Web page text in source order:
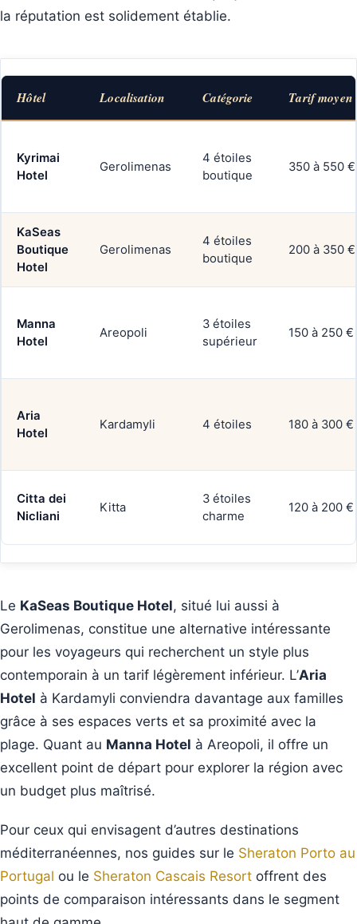
la réputation est solidement établie.
Hôtel Localisation Catégorie Tarif moyen
Kyrimai
Hotel
Gerolimenas
4 étoiles
boutique
350 à 550 €
KaSeas
Boutique
Hotel
Gerolimenas
4 étoiles
boutique
200 à 350 €
Manna
Hotel
Areopoli
3 étoiles
supérieur
150 à 250 €
Aria
Hotel
Kardamyli 4 étoiles 180 à 300 €
Citta dei
Nicliani
Kitta
3 étoiles
charme
120 à 200 €
Le KaSeas Boutique Hotel, situé lui aussi à
Gerolimenas, constitue une alternative intéressante
pour les voyageurs qui recherchent un style plus
contemporain à un tarif légèrement inférieur. L’Aria
Hotel à Kardamyli conviendra davantage aux familles
grâce à ses espaces verts et sa proximité avec la
plage. Quant au Manna Hotel à Areopoli, il offre un
excellent point de départ pour explorer la région avec
un budget plus maîtrisé.
Pour ceux qui envisagent d’autres destinations
méditerranéennes, nos guides sur le Sheraton Porto au
Portugal ou le Sheraton Cascais Resort offrent des
points de comparaison intéressants dans le segment